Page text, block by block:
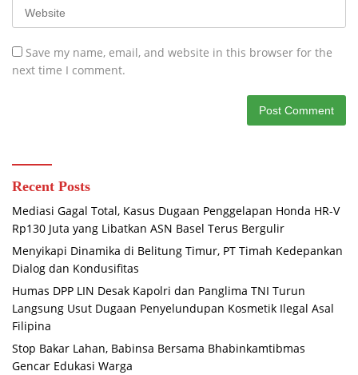
Save my name, email, and website in this browser for the
next time I comment.
Recent Posts
Mediasi Gagal Total, Kasus Dugaan Penggelapan Honda HR-V
Rp130 Juta yang Libatkan ASN Basel Terus Bergulir
Menyikapi Dinamika di Belitung Timur, PT Timah Kedepankan
Dialog dan Kondusifitas
Humas DPP LIN Desak Kapolri dan Panglima TNI Turun
Langsung Usut Dugaan Penyelundupan Kosmetik Ilegal Asal
Filipina
Stop Bakar Lahan, Babinsa Bersama Bhabinkamtibmas
Gencar Edukasi Warga